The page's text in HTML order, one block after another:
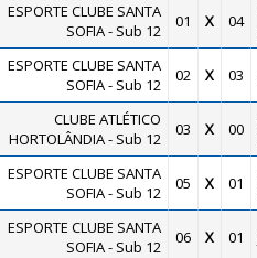
ESPORTE CLUBE SANTA
SOFIA - Sub 12
01 X 04
ESPORTE CLUBE SANTA
SOFIA - Sub 12
02 X 03
CLUBE ATLÉTICO
HORTOLÂNDIA - Sub 12
03 X 00
ESPORTE CLUBE SANTA
SOFIA - Sub 12
05 X 01
ESPORTE CLUBE SANTA
SOFIA - Sub 12
06 X 01